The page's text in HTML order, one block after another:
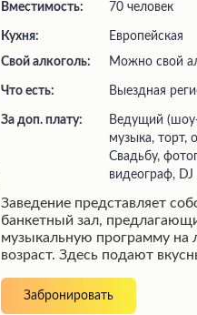
Вместимость: 70 человек
Кухня:
Европейская
Свой алкоголь:
Можно свой
Что есть: выездная
За доп. плату:
ведущий (шоу-программа), живая
музыка, торт,
Свадьбу,
видеограф, DJ
Заведение представляет
банкетный зал,
музыкальную программу на
возраст. Здесь подают
приятная атмосфера. Это
место, идеально
Забронировать